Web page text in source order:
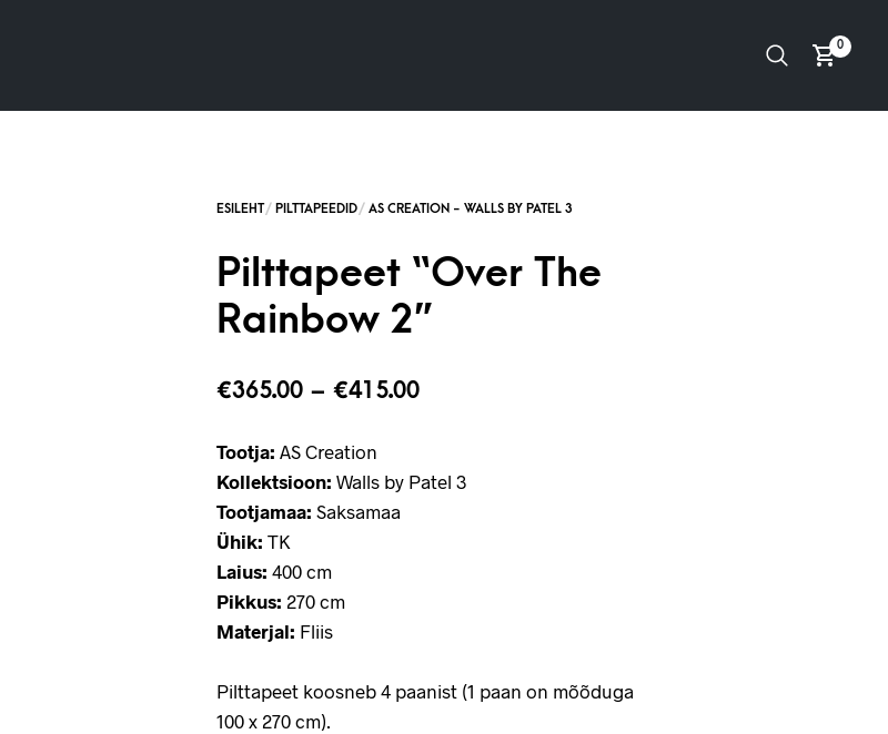
0
Pilttapeet “Over The
Rainbow 2”
€365.00 – €415.00
Tootja: AS Creation
Kollektsioon: Walls by Patel 3
Tootjamaa: Saksamaa
Ühik: TK
Laius: 400 cm
Pikkus: 270 cm
Materjal: Fliis
Pilttapeet koosneb 4 paanist (1 paan on mõõduga
100 x 270 cm).